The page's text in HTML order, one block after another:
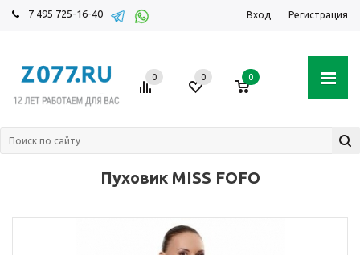
7 495 725-16-40 Вход Регистрация
0 0 0
Пуховик MISS FOFO